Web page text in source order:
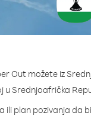
Out možete iz
u Srednjoafrička
ili plan pozivanja da